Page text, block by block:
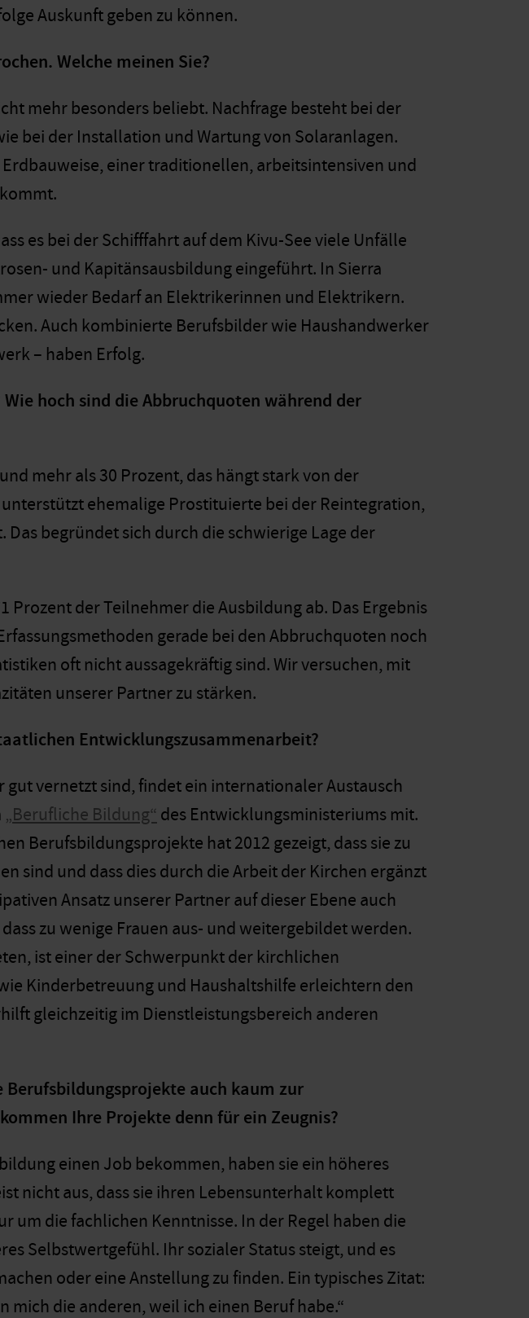
Auskunft geben zu können.
Welche meinen Sie?
mehr besonders beliebt. Nachfrage besteht bei der
bei der Installation und Wartung von Solaranlagen.
einer traditionellen, arbeitsintensiven und
es bei der Schifffahrt auf dem Kivu-See viele Unfälle
und Kapitänsausbildung eingeführt. In Sierra
wieder Bedarf an Elektrikerinnen und Elektrikern.
Auch kombinierte Berufsbilder wie Haushandwerker
– haben Erfolg.
hoch sind die Abbruchquoten während der
mehr als 30 Prozent, das hängt stark von der
ehemalige Prostituierte bei der Reintegration,
begründet sich durch die schwierige Lage der
Prozent der Teilnehmer die Ausbildung ab. Das Ergebnis
gerade bei den Abbruchquoten noch
oft nicht aussagekräftig sind. Wir versuchen, mit
unserer Partner zu stärken.
Entwicklungszusammenarbeit?
gut vernetzt sind, findet ein internationaler Austausch
„Berufliche Bildung“ des Entwicklungsministeriums mit.
Berufsbildungsprojekte hat 2012 gezeigt, dass sie zu
sind und dass dies durch die Arbeit der Kirchen ergänzt
Ansatz unserer Partner auf dieser Ebene auch
zu wenige Frauen aus- und weitergebildet werden.
ist einer der Schwerpunkt der kirchlichen
Kinderbetreuung und Haushaltshilfe erleichtern den
gleichzeitig im Dienstleistungsbereich anderen
auch kaum zur
Ihre Projekte denn für ein Zeugnis?
einen Job bekommen, haben sie ein höheres
nicht aus, dass sie ihren Lebensunterhalt komplett
um die fachlichen Kenntnisse. In der Regel haben die
Selbstwertgefühl. Ihr sozialer Status steigt, und es
oder eine Anstellung zu finden. Ein typisches Zitat:
die anderen, weil ich einen Beruf habe.“